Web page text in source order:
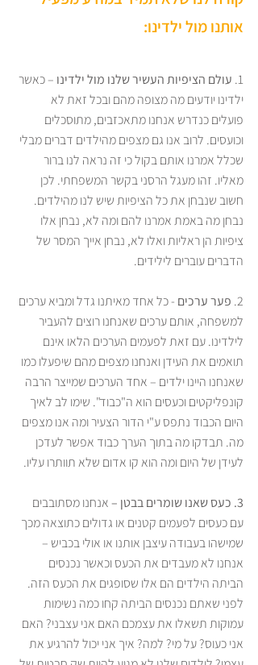
אותנו מול ילדינו:
1. עולם הציפיות העשיר שלנו מול ילדינו – כאשר
ילדינו יודעים מה מצופה מהם ובכל זאת לא
פועלים כנדרש אנחנו מתאכזבים, מתוסכלים
וכועסים. לרוב אנו גם מצפים מהילדים דברים מבלי
שכלל אמרנו אותם בקול כי זה נראה לנו ברור
מאליו. זהו מעגל הרסני בקשר המשפחתי. לכן
חשוב שנבחן את כל הציפיות שיש לנו מהילדים.
נבחן מה באמת אמרנו להם ומה לא, נבחן אלו
ציפיות הן ראליות ואלו לא, נבחן אייך המסר של
הדברים עוברים לילידים.
2. פער ערכים - כל אחד מאיתנו גדל ומביא ערכים
למשפחה, אותם ערכים שאנחנו רוצים להעביר
לילדינו. עם זאת לפעמים הערכים הלאו אינם
תואמים את העידן ואנחנו מצפים מהם שיפעלו כמו
שאנחנו היינו ילדים – אחד הערכים שמייצר הרבה
קונפליקטים וכעסים הוא ה"כבוד". שימו לב לאיך
היום הכבוד נתפס ע"י הדור הצעיר ומה אנו מצפים
מה. תבדקו מה בתוך הערך כבוד אפשר לעדכן
לעידן של היום ומה הוא קו אדום שלא תוותרו עליו.
3. כעס שאנו שומרים בבטן –
אנחנו מסתובבים
עם כעסים לפעמים קטנים או גדולים כתוצאה מכך
שמישהו בעבודה עיצבן אותנו או אולי בכביש –
אנחנו לא מעבדים את הכעס וכאשר נכנסים
הביתה הילדים הם אלו שסופגים את הכעס הזה.
לפני שאתם נכנסים הביתה קחו כמה נשימות
עמוקות תשאלו את עצמכם האם אני עצבני? האם
אני כעוס? על מי? למה? איך אני יכול להרגיע את